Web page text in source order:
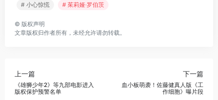
# 小心惊慌
# 茱莉娅·罗伯茨
© 版权声明
文章版权归作者所有，未经允许请勿转载。
上一篇
《雄狮少年2》等九部电影进入
版权保护预警名单
下一篇
血小板萌袭！佐藤健真人版《工
作细胞》曝片段